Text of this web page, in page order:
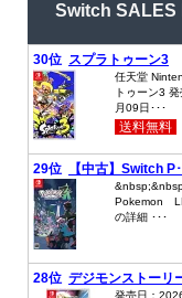
Switch SALES